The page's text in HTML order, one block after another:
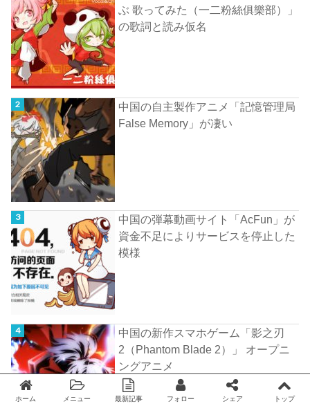
ぶ 歌ってみた（一二粉絲俱樂部）」
の歌詞と読み仮名
中国の自主製作アニメ「記憶管理局
False Memory」が凄い
中国の弾幕動画サイト「AcFun」が
資金不足によりサービスを停止した
模様
中国の新作スマホゲーム「影之刃
2（Phantom Blade 2）」 オープニ
ングアニメ
ホーム メニュー 最新記事 フォロー シェア トップ
Twitter facebook